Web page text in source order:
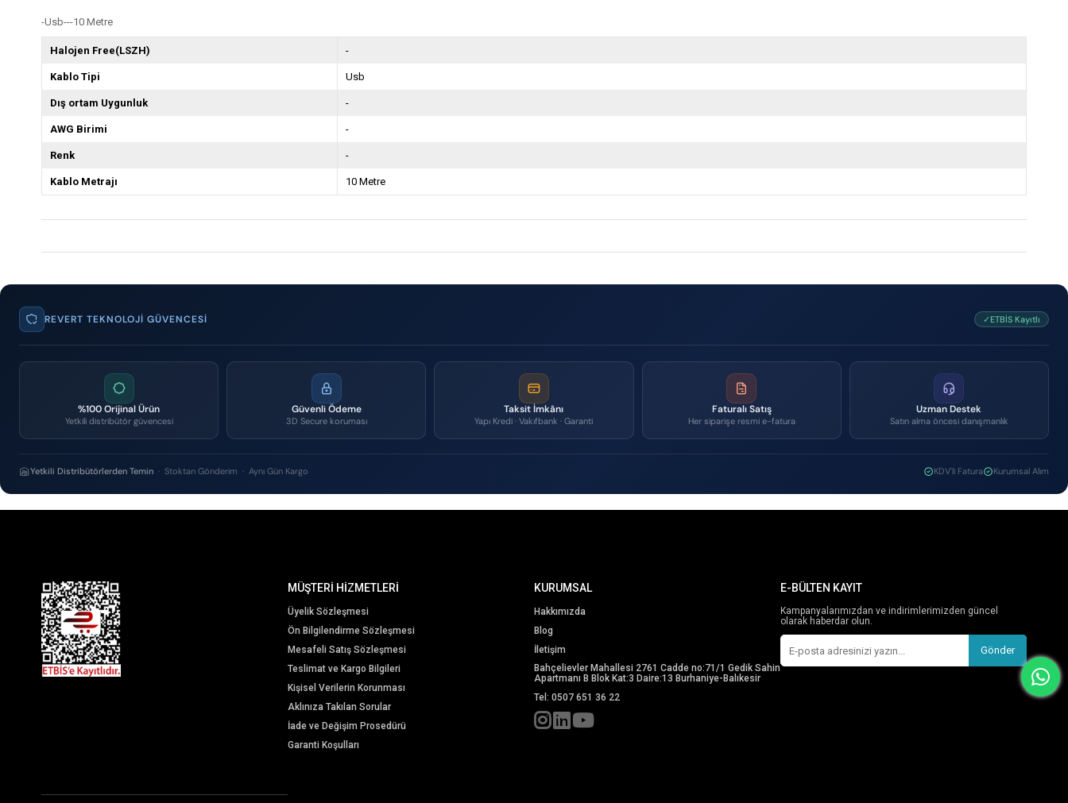
-Usb---10 Metre
Halojen Free(LSZH) -
Kablo Tipi Usb
Dış ortam Uygunluk -
AWG Birimi -
Renk -
Kablo Metrajı 10 Metre
REVERT TEKNOLOJI GÜVENCESI ✓ETBİS Kayıtlı
%100 Orijinal Ürün
Yetkili distribütör güvencesi
Güvenli Ödeme
3D Secure koruması
Taksit İmkânı
Yapı Kredi · Vakıfbank · Garanti
Faturalı Satış
Her siparişe resmi e-fatura
Uzman Destek
Satın alma öncesi danışmanlık
Yetkili Distribütörlerden Temin · Stoktan Gönderim · Aynı Gün Kargo KDV'li Fatura Kurumsal Alım
MÜŞTERİ HİZMETLERİ
Üyelik Sözleşmesi
Ön Bilgilendirme Sözleşmesi
Mesafeli Satış Sözleşmesi
Teslimat ve Kargo Bilgileri
Kişisel Verilerin Korunması
Aklınıza Takılan Sorular
İade ve Değişim Prosedürü
Garanti Koşulları
KURUMSAL
Hakkımızda
Blog
İletişim
Bahçelievler Mahallesi 2761 Cadde no:71/1 Gedik Sahin
Apartmanı B Blok Kat:3 Daire:13 Burhaniye-Balıkesir
Tel: 0507 651 36 22
E-BÜLTEN KAYIT
Kampanyalarımızdan ve indirimlerimizden güncel
olarak haberdar olun.
Gönder